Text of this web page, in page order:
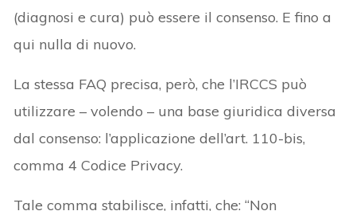
(diagnosi e cura) può essere il consenso. E fino a
qui nulla di nuovo.
La stessa FAQ precisa, però, che l’IRCCS può
utilizzare – volendo – una base giuridica diversa
dal consenso: l’applicazione dell’art. 110-bis,
comma 4 Codice Privacy.
Tale comma stabilisce, infatti, che: “Non